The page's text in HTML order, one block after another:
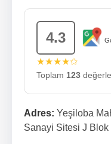
4.3
★★★★✩
Toplam 123
Adres: Yeşiloba
Sanayi Sitesi J